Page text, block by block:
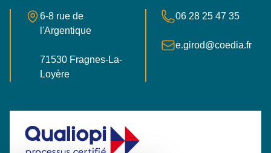
Adresse postale
6-8 rue de
l'Argentique
71530 Fragnes-La-
LoyèreFrance
Numéro de téléphone
06 28 25 47 35
E-maile.girod@coedia.fr